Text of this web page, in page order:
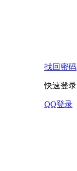
找回密码
快速登录
QQ登录